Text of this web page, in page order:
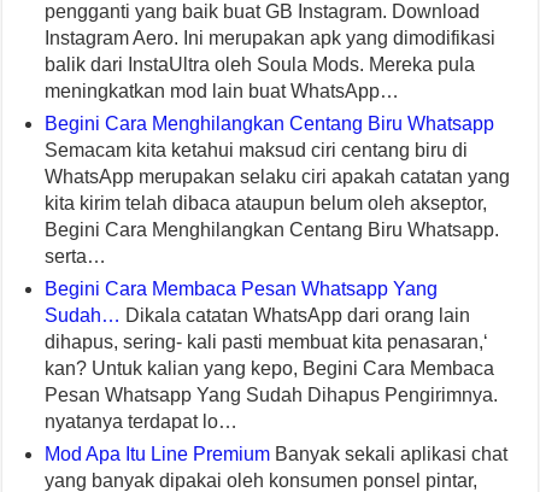
pengganti yang baik buat GB Instagram. Download
Instagram Aero. Ini merupakan apk yang dimodifikasi
balik dari InstaUltra oleh Soula Mods. Mereka pula
meningkatkan mod lain buat WhatsApp…
Begini Cara Menghilangkan Centang Biru Whatsapp
Semacam kita ketahui maksud ciri centang biru di
WhatsApp merupakan selaku ciri apakah catatan yang
kita kirim telah dibaca ataupun belum oleh akseptor,
Begini Cara Menghilangkan Centang Biru Whatsapp.
serta…
Begini Cara Membaca Pesan Whatsapp Yang
Sudah… Dikala catatan WhatsApp dari orang lain
dihapus, sering- kali pasti membuat kita penasaran,‘
kan? Untuk kalian yang kepo, Begini Cara Membaca
Pesan Whatsapp Yang Sudah Dihapus Pengirimnya.
nyatanya terdapat lo…
Mod Apa Itu Line Premium Banyak sekali aplikasi chat
yang banyak dipakai oleh konsumen ponsel pintar,